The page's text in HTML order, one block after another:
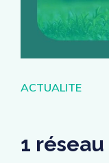
Catégories
ACTUALITE
1